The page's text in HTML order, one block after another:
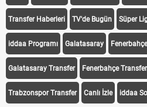
Transfer Haberleri TV'de Bugün Süper
iddaa Programı Galatasaray Fenerbahçe
Galatasaray Transfer Fenerbahçe Transfer
Trabzonspor Transfer Canlı İzle iddaa